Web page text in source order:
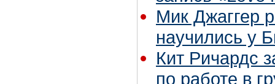
Мик Джаггер
научились у
Кит Ричардс
по работе в